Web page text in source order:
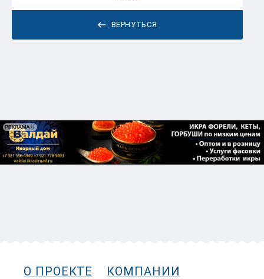
ВЕРНУТЬСЯ
О ПРОЕКТЕ
КОМПАНИИ